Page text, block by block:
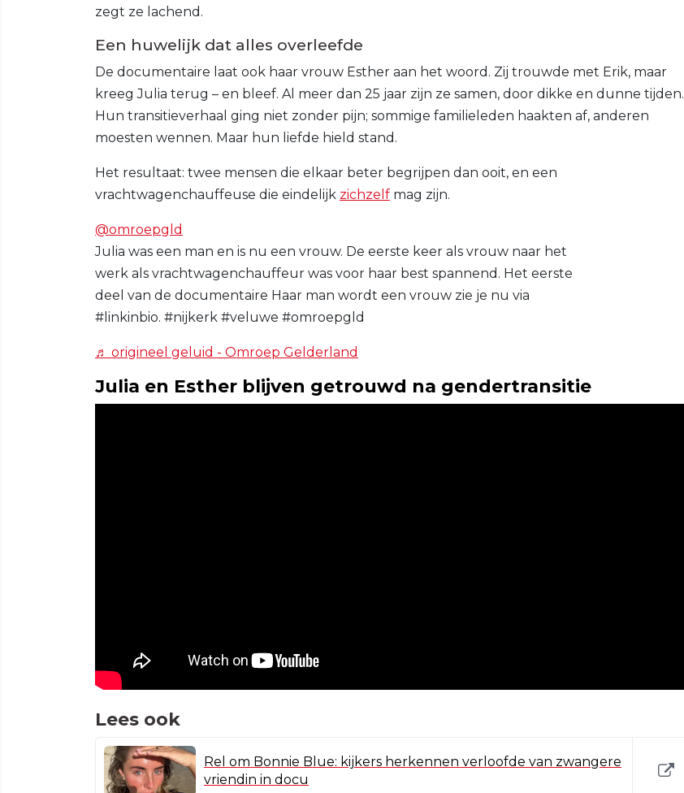
zegt ze lachend.
Een huwelijk dat alles overleefde
De documentaire laat ook haar vrouw Esther aan het woord. Zij trouwde met Erik, maar
kreeg Julia terug – en bleef. Al meer dan 25 jaar zijn ze samen, door dikke en dunne tijden.
Hun transitieverhaal ging niet zonder pijn; sommige familieleden haakten af, anderen
moesten wennen. Maar hun liefde hield stand.
Het resultaat: twee mensen die elkaar beter begrijpen dan ooit, en een
vrachtwagenchauffeuse die eindelijk zichzelf mag zijn.
@omroepgld
Julia was een man en is nu een vrouw. De eerste keer als vrouw naar het
werk als vrachtwagenchauffeur was voor haar best spannend. Het eerste
deel van de documentaire Haar man wordt een vrouw zie je nu via
#linkinbio. #nijkerk #veluwe #omroepgld
♬ origineel geluid - Omroep Gelderland
Julia en Esther blijven getrouwd na gendertransitie
Lees ook
Rel om Bonnie Blue: kijkers herkennen verloofde van zwangere
vriendin in docu